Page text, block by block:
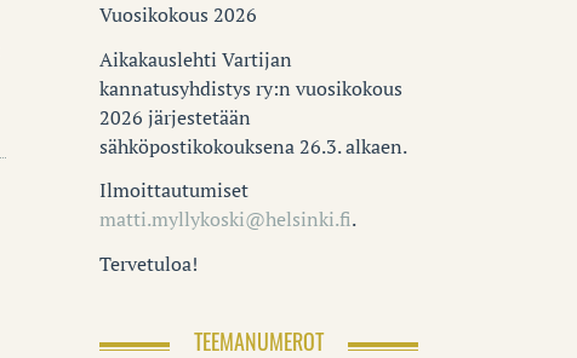
Vuosikokous 2026
Aikakauslehti Vartijan
kannatusyhdistys ry:n vuosikokous
2026 järjestetään
sähköpostikokouksena 26.3. alkaen.
Ilmoittautumiset
matti.myllykoski@helsinki.fi.
Tervetuloa!
TEEMANUMEROT